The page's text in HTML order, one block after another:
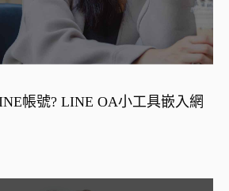
帳號? LINE OA小工具嵌入網